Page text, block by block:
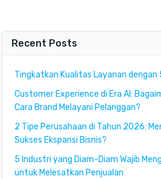
Recent Posts
Tingkatkan Kualitas Layanan
Customer Experience di Era AI:
Cara Brand Melayani Pelanggan?
2 Tipe Perusahaan di Tahun 2026:
Sukses Ekspansi Bisnis?
5 Industri yang Diam-Diam Wajib
untuk Melesatkan Penjualan